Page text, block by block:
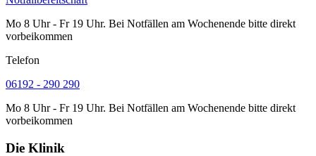
Mo 8 Uhr - Fr 19 Uhr. Bei Notfällen am Wochenende bitte direkt
vorbeikommen
Telefon
06192 - 290 290
Mo 8 Uhr - Fr 19 Uhr. Bei Notfällen am Wochenende bitte direkt
vorbeikommen
Die Klinik